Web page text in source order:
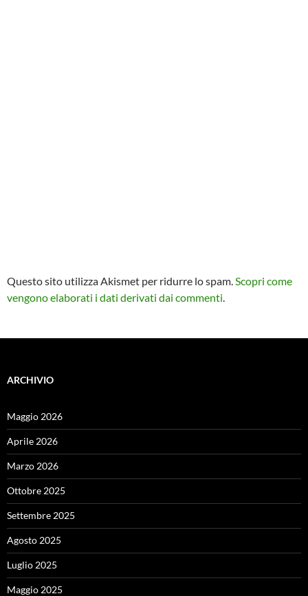
Questo sito utilizza Akismet per ridurre lo spam.Scopri come
vengono elaborati i dati derivati dai commenti.
ARCHIVIO
Maggio 2026
Aprile 2026
Marzo 2026
Ottobre 2025
Settembre 2025
Agosto 2025
Luglio 2025
Maggio 2025